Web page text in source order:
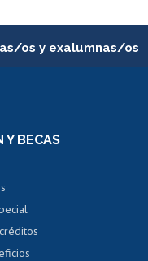
os y exalumnas/os
y dental
y crédito alumnos
arancel y crédito exalumnos
de títulos y grados
Y BECAS